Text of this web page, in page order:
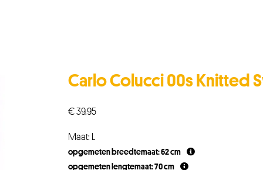
Carlo Colucci 00s Knitted
€39,95
Maat: L
opgemeten breedtemaat: 62 cm
opgemeten lengtemaat: 70 cm